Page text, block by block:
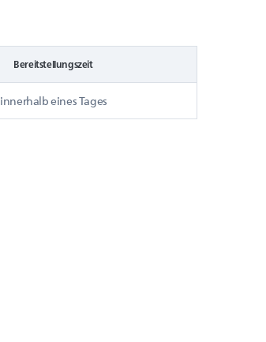
Bereitstellungszeit
innerhalb eines Tages